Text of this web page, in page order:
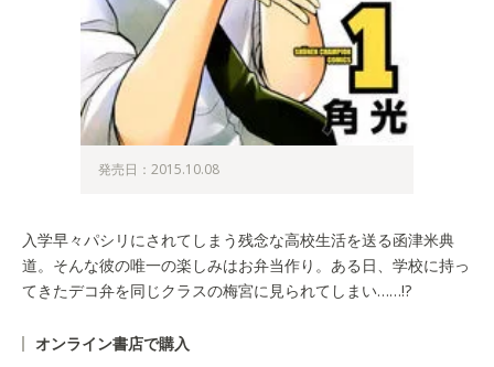
発売日：2015.10.08
入学早々パシリにされてしまう残念な高校生活を送る函津米典
道。そんな彼の唯一の楽しみはお弁当作り。ある日、学校に持っ
てきたデコ弁を同じクラスの梅宮に見られてしまい……!?
オンライン書店で購入